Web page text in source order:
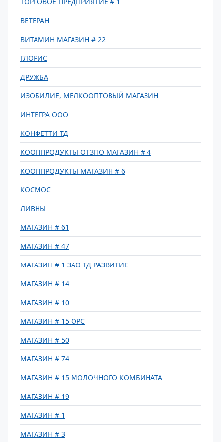
ВЕТЕРАН
ВИТАМИН МАГАЗИН # 22
ГЛОРИС
ДРУЖБА
ИЗОБИЛИЕ, МЕЛКООПТОВЫЙ МАГАЗИН
ИНТЕГРА ООО
КОНФЕТТИ ТД
КООППРОДУКТЫ ОТЗПО МАГАЗИН # 4
КООППРОДУКТЫ МАГАЗИН # 6
КОСМОС
ЛИВНЫ
МАГАЗИН # 61
МАГАЗИН # 47
МАГАЗИН # 1 ЗАО ТД РАЗВИТИЕ
МАГАЗИН # 14
МАГАЗИН # 10
МАГАЗИН # 15 ОРС
МАГАЗИН # 50
МАГАЗИН # 74
МАГАЗИН # 15 МОЛОЧНОГО КОМБИНАТА
МАГАЗИН # 19
МАГАЗИН # 1
МАГАЗИН # 3